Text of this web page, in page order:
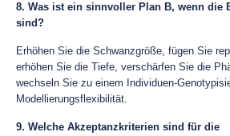
8. Was ist ein sinnvoller Plan B, wenn die
sind?
Erhöhen Sie die Schwanzgröße, fügen Sie
erhöhen Sie die Tiefe, verschärfen Sie die
wechseln Sie zu einem Individuen-
Modellierungsflexibilität.
9. Welche Akzeptanzkriterien sind für die